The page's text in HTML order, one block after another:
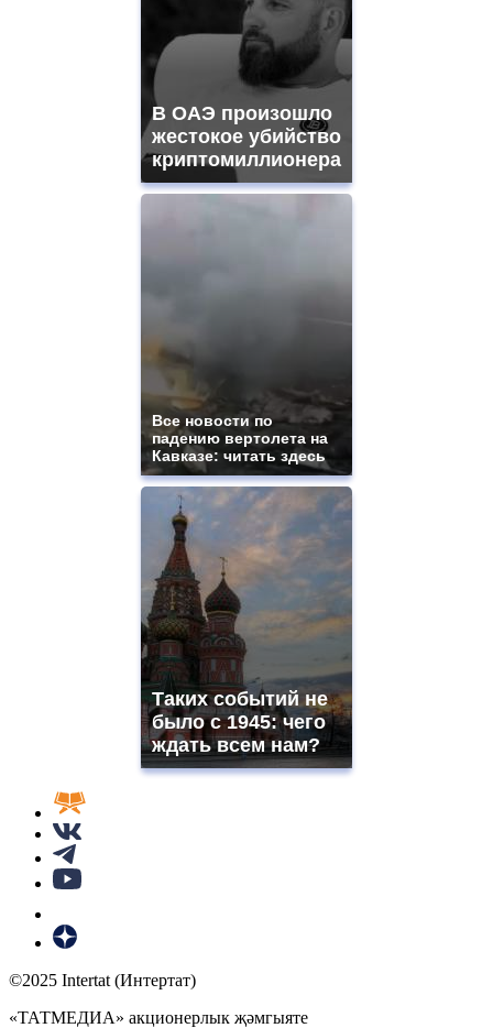
В ОАЭ произошло
жестокое убийство
криптомиллионера
Все новости по
падению вертолета на
Кавказе: читать здесь
Таких событий не
было с 1945: чего
ждать всем нам?
©2025 Intertat (Интертат)
«ТАТМЕДИА» акционерлык җәмгыяте